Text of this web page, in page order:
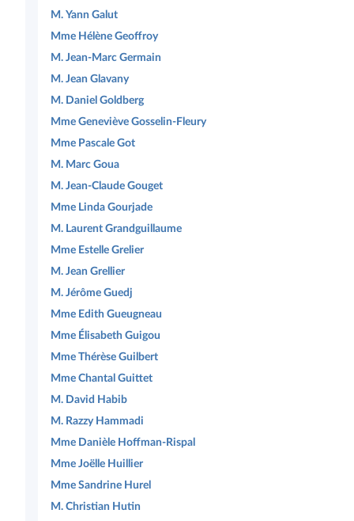
M. Yann Galut
Mme Hélène Geoffroy
M. Jean-Marc Germain
M. Jean Glavany
M. Daniel Goldberg
Mme Geneviève Gosselin-Fleury
Mme Pascale Got
M. Marc Goua
M. Jean-Claude Gouget
Mme Linda Gourjade
M. Laurent Grandguillaume
Mme Estelle Grelier
M. Jean Grellier
M. Jérôme Guedj
Mme Edith Gueugneau
Mme Élisabeth Guigou
Mme Thérèse Guilbert
Mme Chantal Guittet
M. David Habib
M. Razzy Hammadi
Mme Danièle Hoffman-Rispal
Mme Joëlle Huillier
Mme Sandrine Hurel
M. Christian Hutin